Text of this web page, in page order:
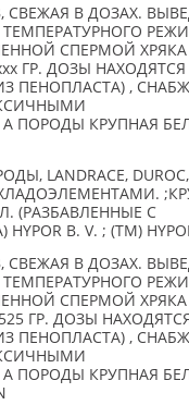
В ДОЗАХ.
СПЕРМОЙ ХРЯКА
ГР. ДОЗЫ
ПЕНОПЛАСТА) ,
ПОРОДЫ КРУПНАЯ
LANDRACE, DUROC,
ХЛАДОЭЛЕМЕНТАМИ.
(РАЗБАВЛЕННЫЕ С
B. V. ; (TM)
В ДОЗАХ.
СПЕРМОЙ ХРЯКА
ГР. ДОЗЫ
ПЕНОПЛАСТА) ,
ПОРОДЫ КРУПНАЯ